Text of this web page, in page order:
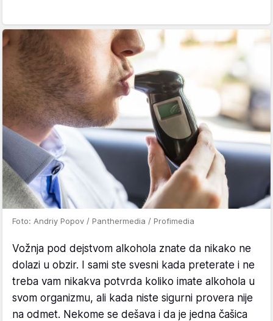
Foto: Andriy Popov / Panthermedia / Profimedia
Vožnja pod dejstvom alkohola znate da nikako ne
dolazi u obzir. I sami ste svesni kada preterate i ne
treba vam nikakva potvrda koliko imate alkohola u
svom organizmu, ali kada niste sigurni provera nije
na odmet. Nekome se dešava i da je jedna čašica